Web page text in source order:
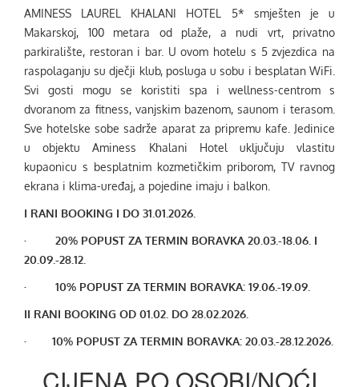
AMINESS LAUREL KHALANI HOTEL 5* smješten je u
Makarskoj, 100 metara od plaže, a nudi vrt, privatno
parkiralište, restoran i bar. U ovom hotelu s 5 zvjezdica na
raspolaganju su dječji klub, posluga u sobu i besplatan WiFi.
Svi gosti mogu se koristiti spa i wellness-centrom s
dvoranom za fitness, vanjskim bazenom, saunom i terasom.
Sve hotelske sobe sadrže aparat za pripremu kafe. Jedinice
u objektu Aminess Khalani Hotel uključuju vlastitu
kupaonicu s besplatnim kozmetičkim priborom, TV ravnog
ekrana i klima-uređaj, a pojedine imaju i balkon.
I RANI BOOKING I DO 31.01.2026.
· 20% POPUST ZA TERMIN BORAVKA 20.03.-18.06. I
20.09.-28.12.
· 10% POPUST ZA TERMIN BORAVKA: 19.06.-19.09.
II RANI BOOKING OD 01.02. DO 28.02.2026.
· 10% POPUST ZA TERMIN BORAVKA: 20.03.-28.12.2026.